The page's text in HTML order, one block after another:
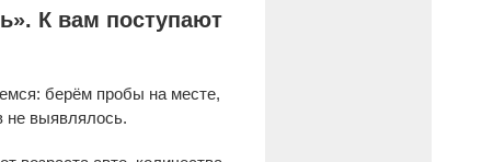
К вам поступают
берём пробы на месте,
не выявлялось.